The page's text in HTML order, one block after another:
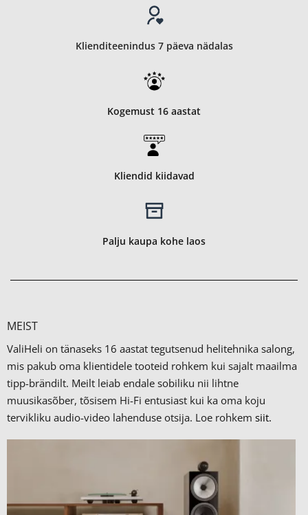
Klienditeenindus 7 päeva nädalas
Kogemust 16 aastat
Kliendid kiidavad
Palju kaupa kohe laos
MEIST
ValiHeli on tänaseks 16 aastat tegutsenud helitehnika salong,
mis pakub oma klientidele tooteid rohkem kui sajalt maailma
tipp-brändilt. Meilt leiab endale sobiliku nii lihtne
muusikasõber, tõsisem Hi-Fi entusiast kui ka oma koju
tervikliku audio-video lahenduse otsija. Loe rohkem siit.